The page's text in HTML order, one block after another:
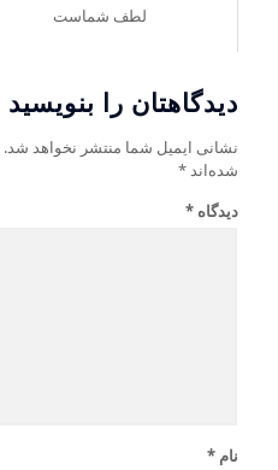
لطف شماست
دیدگاهتان را بنویسید
نشانی ایمیل شما منتشر نخواهد شد.
شده‌اند*
دیدگاه *
نام *